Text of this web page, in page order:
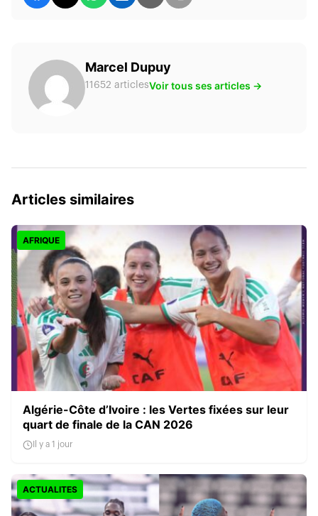
Marcel Dupuy
11652 articlesVoir tous ses articles →
Articles similaires
AFRIQUE
Algérie-Côte d’Ivoire : les Vertes fixées sur leur
quart de finale de la CAN 2026
Il y a 1 jour
ACTUALITES